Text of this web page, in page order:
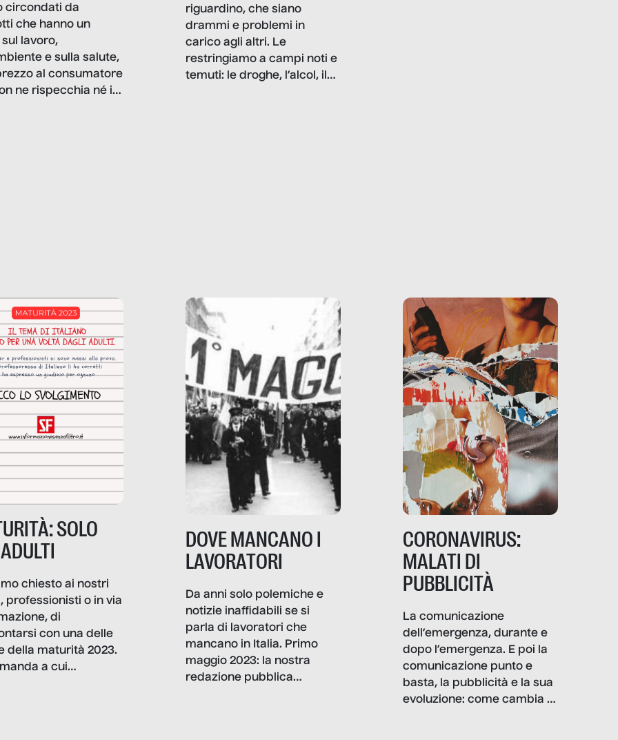
circondati da
che hanno un
lavoro,
e sulla salute,
al consumatore
ne rispecchia né il
la nostra vita
riguardino, che siano
drammi e problemi in
carico agli altri. Le
restringiamo a campi noti e
temuti: le droghe, l’alcol, il
come.
SOLO
chiesto ai nostri
professionisti o in via
di
con una delle
della maturità 2023.
a cui
DOVE MANCANO I
LAVORATORI
Da anni solo polemiche e
notizie inaffidabili se si
parla di lavoratori che
mancano in Italia. Primo
maggio 2023: la nostra
redazione pubblica
CORONAVIRUS:
MALATI DI
PUBBLICITÀ
La comunicazione
dell’emergenza, durante e
dopo l’emergenza. E poi la
comunicazione punto e
basta, la pubblicità e la sua
evoluzione: come cambia il